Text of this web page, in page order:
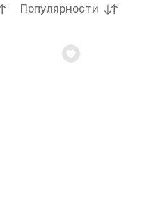
Популярности